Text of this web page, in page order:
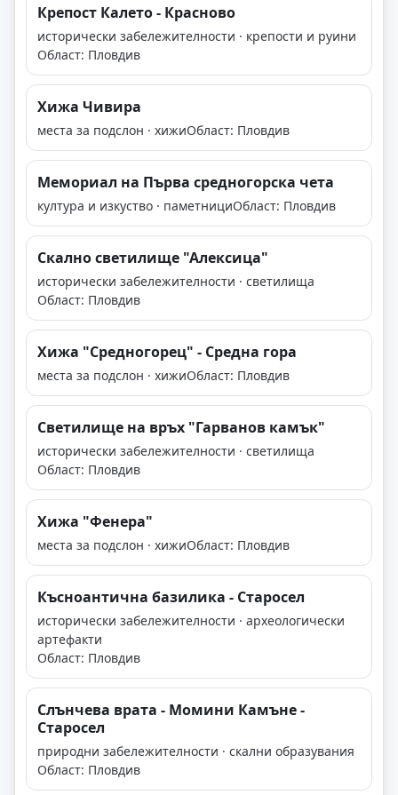
Крепост Калето - Красново
исторически забележителности · крепости и руини
Област: Пловдив
Хижа Чивира
места за подслон · хижиОбласт: Пловдив
Мемориал на Първа средногорска чета
култура и изкуство · паметнициОбласт: Пловдив
Скално светилище "Алексица"
исторически забележителности · светилища
Област: Пловдив
Хижа "Средногорец" - Средна гора
места за подслон · хижиОбласт: Пловдив
Светилище на връх "Гарванов камък"
исторически забележителности · светилища
Област: Пловдив
Хижа "Фенера"
места за подслон · хижиОбласт: Пловдив
Късноантична базилика - Старосел
исторически забележителности · археологически
артефакти
Област: Пловдив
Слънчева врата - Момини Камъне -
Старосел
природни забележителности · скални образувания
Област: Пловдив